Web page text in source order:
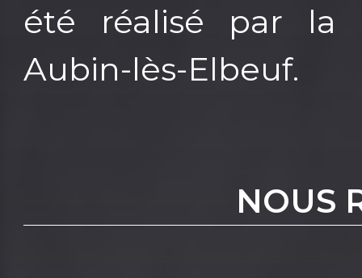
été réalisé par la
Aubin-lès-Elbeuf.
NOUS